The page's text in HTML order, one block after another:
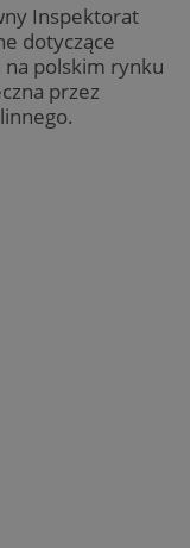
Inspektorat
dotyczące
polskim rynku
przez